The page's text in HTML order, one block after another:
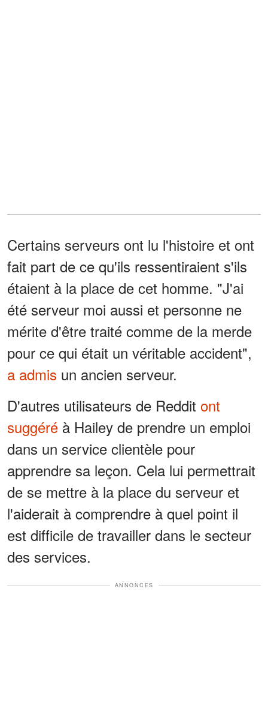
Certains serveurs ont lu l'histoire et ont
fait part de ce qu'ils ressentiraient s'ils
étaient à la place de cet homme. "J'ai
été serveur moi aussi et personne ne
mérite d'être traité comme de la merde
pour ce qui était un véritable accident",
a admis un ancien serveur.
D'autres utilisateurs de Reddit ont
suggéré à Hailey de prendre un emploi
dans un service clientèle pour
apprendre sa leçon. Cela lui permettrait
de se mettre à la place du serveur et
l'aiderait à comprendre à quel point il
est difficile de travailler dans le secteur
des services.
ANNONCES